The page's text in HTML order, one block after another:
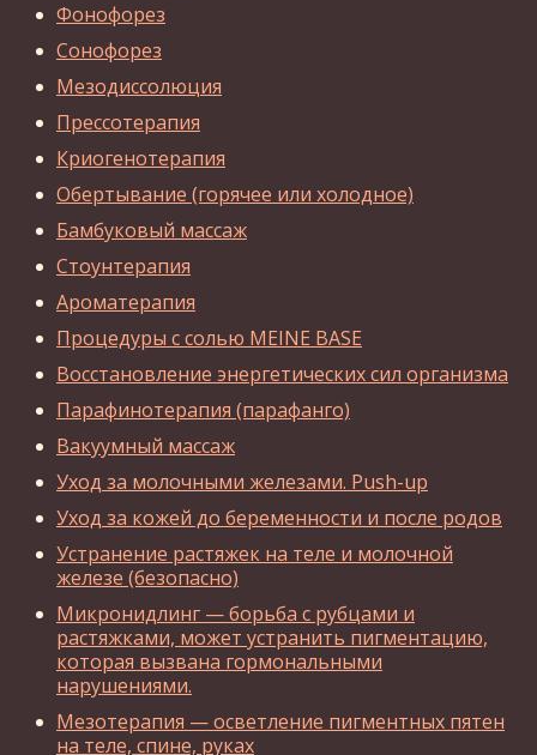
Фонофорез
Сонофорез
Мезодиссолюция
Прессотерапия
Криогенотерапия
Обертывание (горячее или холодное)
Бамбуковый массаж
Стоунтерапия
Ароматерапия
Процедуры с солью MEINE BASE
Восстановление энергетических сил организма
Парафинотерапия (парафанго)
Вакуумный массаж
Уход за молочными железами. Push-up
Уход за кожей до беременности и после родов
Устранение растяжек на теле и молочной
железе (безопасно)
Микронидлинг — борьба с рубцами и
растяжками, может устранить пигментацию,
которая вызвана гормональными
нарушениями.
Мезотерапия — осветление пигментных пятен
на теле, спине, руках